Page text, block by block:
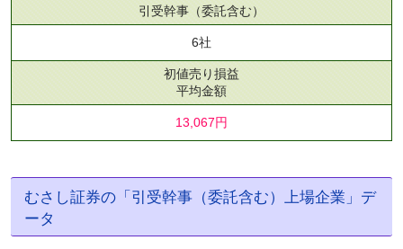
引受幹事 （委託含む）
6社
初値売り損益
平均金額
13,067円
むさし証券の「引受幹事（委託含む）上場企業」デ
ータ